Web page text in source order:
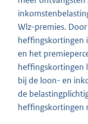
Wlz-premies.
heffingskortingen
en het
heffingskortingen
bij de loon- en
de
heffingskortingen